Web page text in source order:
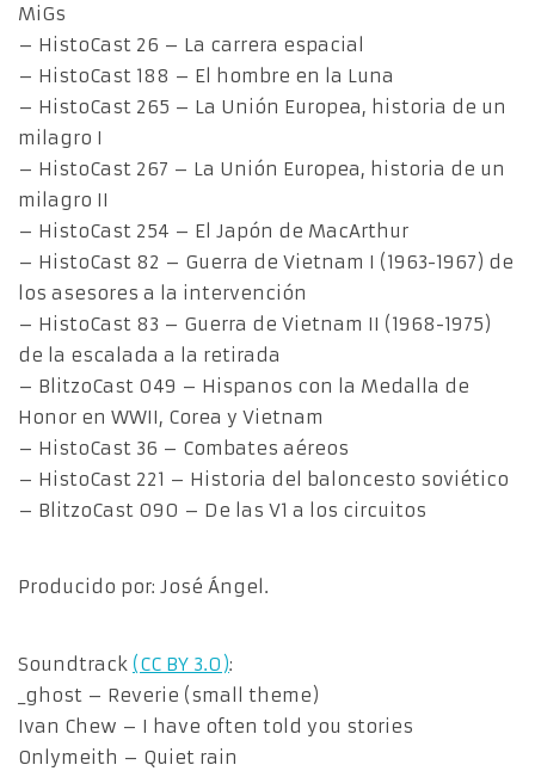
MiGs
– HistoCast 26 – La carrera espacial
– HistoCast 188 – El hombre en la Luna
– HistoCast 265 – La Unión Europea, historia de un
milagro I
– HistoCast 267 – La Unión Europea, historia de un
milagro II
– HistoCast 254 – El Japón de MacArthur
– HistoCast 82 – Guerra de Vietnam I (1963-1967) de
los asesores a la intervención
– HistoCast 83 – Guerra de Vietnam II (1968-1975)
de la escalada a la retirada
– BlitzoCast 049 – Hispanos con la Medalla de
Honor en WWII, Corea y Vietnam
– HistoCast 36 – Combates aéreos
– HistoCast 221 – Historia del baloncesto soviético
– BlitzoCast 090 – De las V1 a los circuitos
Producido por: José Ángel.
Soundtrack (CC BY 3.0):
_ghost – Reverie (small theme)
Ivan Chew – I have often told you stories
Onlymeith – Quiet rain